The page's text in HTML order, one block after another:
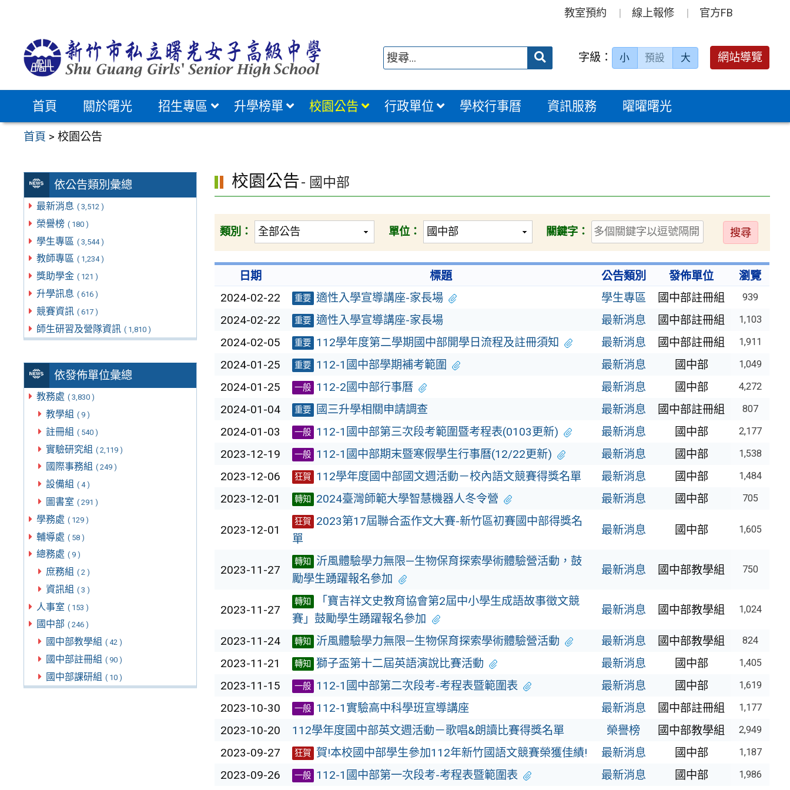
教室預約 線上報修 官方FB
送出 字級： 小 預設 大 網站導覽
首頁 關於曙光 招生專區 升學榜單 校園公告 行政單位 學校行事曆 資訊服務 曜曜曙光
首頁 >校園公告
依公告類別彙總
最新消息 ( 3,512 )
榮譽榜 ( 180 )
學生專區 ( 3,544 )
教師專區 ( 1,234 )
獎助學金 ( 121 )
升學訊息 ( 616 )
競賽資訊 ( 617 )
師生研習及營隊資訊 ( 1,810 )
依發佈單位彙總
教務處 ( 3,830 )
教學組 ( 9 )
註冊組 ( 540 )
實驗研究組 ( 2,119 )
國際事務組 ( 249 )
設備組 ( 4 )
圖書室 ( 291 )
學務處 ( 129 )
輔導處 ( 58 )
總務處 ( 9 )
庶務組 ( 2 )
資訊組 ( 3 )
人事室 ( 153 )
國中部 ( 246 )
國中部教學組 ( 42 )
國中部註冊組 ( 90 )
國中部課研組 ( 10 )
校園公告- 國中部
類別： 單位： 關鍵字：
送
出
日期 標題 公告類別 發佈單位
瀏覽
2024-02-22
重要 適性入學宣導講座-家長場 學生專區 國中部註冊組 939
2024-02-22 重要 適性入學宣導講座-家長場 最新消息 國中部註冊組 1,103
2024-02-05 重要 112學年度第二學期國中部開學日流程及註冊須知 最新消息 國中部註冊組 1,911
2024-01-25 重要 112-1國中部學期補考範圍 最新消息 國中部 1,049
2024-01-25 一般 112-2國中部行事曆 最新消息 國中部 4,272
2024-01-04 重要 國三升學相關申請調查 最新消息 國中部註冊組 807
2024-01-03 一般 112-1國中部第三次段考範圍暨考程表(0103更新) 最新消息 國中部 2,177
2023-12-19 一般 112-1國中部期末暨寒假學生行事曆(12/22更新) 最新消息 國中部 1,538
2023-12-06 狂賀 112學年度國中部國文週活動－校內語文競賽得獎名單 最新消息 國中部 1,484
2023-12-01 轉知 2024臺灣師範大學智慧機器人冬令營 最新消息 國中部 705
2023-12-01
狂賀
2023第17屆聯合盃作文大賽-新竹區初賽國中部得獎名
單
最新消息 國中部 1,605
2023-11-27
轉知
沂風體驗學力無限—生物保育探索學術體驗營活動，鼓
勵學生踴躍報名參加
最新消息 國中部教學組 750
2023-11-27
轉知
「寶吉祥文史教育協會第2屆中小學生成語故事徵文競
賽」鼓勵學生踴躍報名參加
最新消息 國中部教學組 1,024
2023-11-24 轉知 沂風體驗學力無限—生物保育探索學術體驗營活動 最新消息 國中部教學組 824
2023-11-21 轉知 獅子盃第十二屆英語演說比賽活動 最新消息 國中部 1,405
2023-11-15 一般 112-1國中部第二次段考-考程表暨範圍表 最新消息 國中部 1,619
2023-10-30 一般 112-1實驗高中科學班宣導講座 最新消息 國中部註冊組 1,177
2023-10-20 112學年度國中部英文週活動－歌唱&朗讀比賽得獎名單 榮譽榜 國中部教學組 2,949
2023-09-27 狂賀 賀!本校國中部學生參加112年新竹國語文競賽榮獲佳績! 最新消息 國中部 1,187
2023-09-26 一般 112-1國中部第一次段考-考程表暨範圍表 最新消息 國中部 1,986